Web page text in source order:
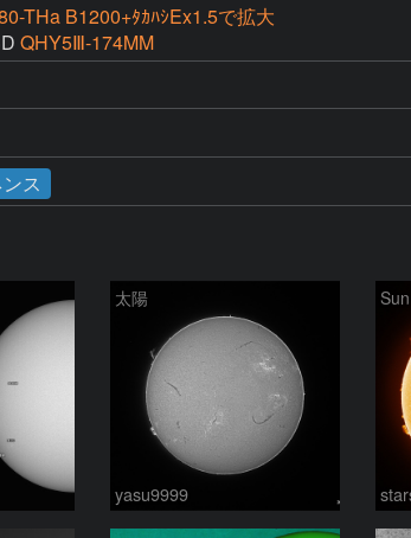
THa B1200+ﾀｶﾊｼEx1.5で拡大
QHY5Ⅲ-174MM
ス
太陽
yasu9999